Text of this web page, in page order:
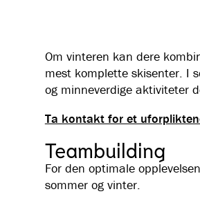
Om vinteren kan dere
mest komplette skisenter. I
og minneverdige aktiviteter
Ta kontakt for et
Teambuilding
For den optimale
sommer og vinter.